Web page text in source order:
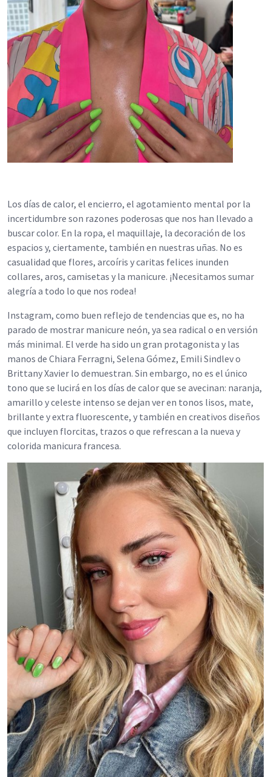
Los días de calor, el encierro, el agotamiento mental por la
incertidumbre son razones poderosas que nos han llevado a
buscar color. En la ropa, el maquillaje, la decoración de los
espacios y, ciertamente, también en nuestras uñas. No es
casualidad que flores, arcoíris y caritas felices inunden
collares, aros, camisetas y la manicure. ¡Necesitamos sumar
alegría a todo lo que nos rodea!
Instagram, como buen reflejo de tendencias que es, no ha
parado de mostrar manicure neón, ya sea radical o en versión
más minimal. El verde ha sido un gran protagonista y las
manos de Chiara Ferragni, Selena Gómez, Emili Sindlev o
Brittany Xavier lo demuestran. Sin embargo, no es el único
tono que se lucirá en los días de calor que se avecinan: naranja,
amarillo y celeste intenso se dejan ver en tonos lisos, mate,
brillante y extra fluorescente, y también en creativos diseños
que incluyen florcitas, trazos o que refrescan a la nueva y
colorida manicura francesa.